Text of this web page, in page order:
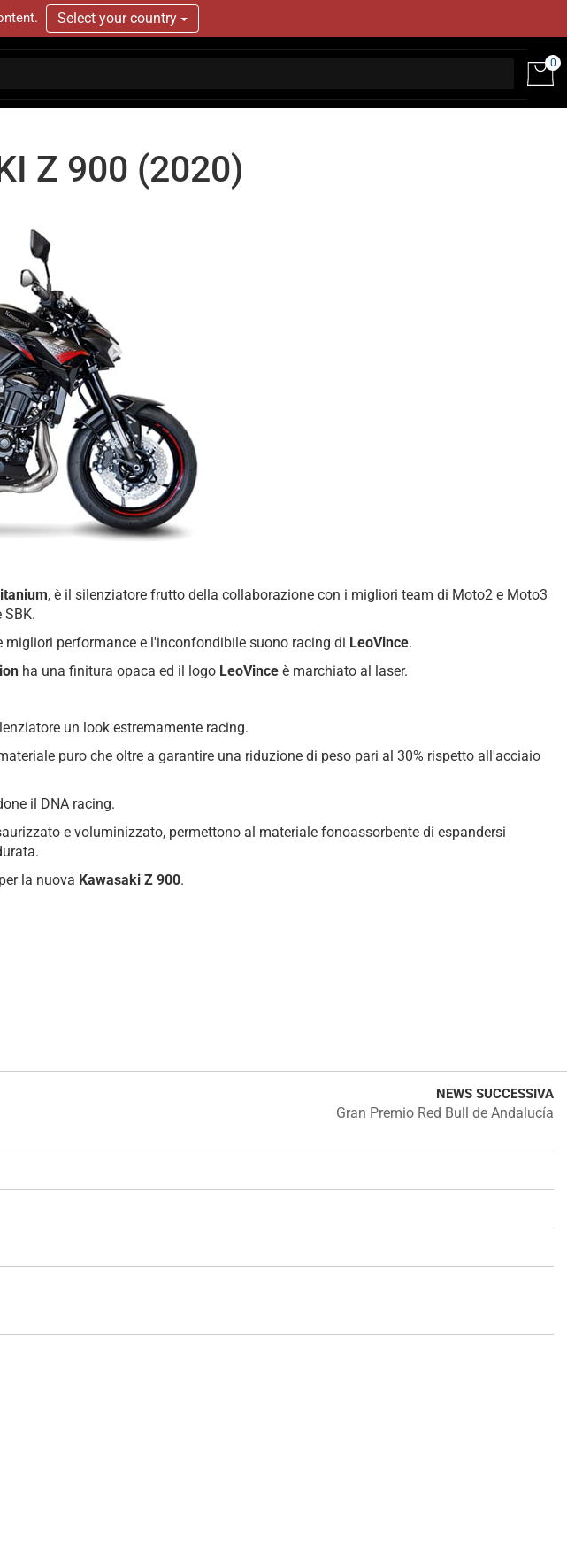
Select your country
0
Z 900 (2020)
, è il silenziatore frutto della collaborazione con i migliori team di Moto2 e Moto3
performance e l'inconfondibile suono racing di LeoVince.
ha una finitura opaca ed il logo LeoVince è marchiato al laser.
un look estremamente racing.
puro che oltre a garantire una riduzione di peso pari al 30% rispetto all'acciaio
il DNA racing.
e voluminizzato, permettono al materiale fonoassorbente di espandersi
la nuova Kawasaki Z 900.
NEWS SUCCESSIVA
Gran Premio Red Bull de Andalucía